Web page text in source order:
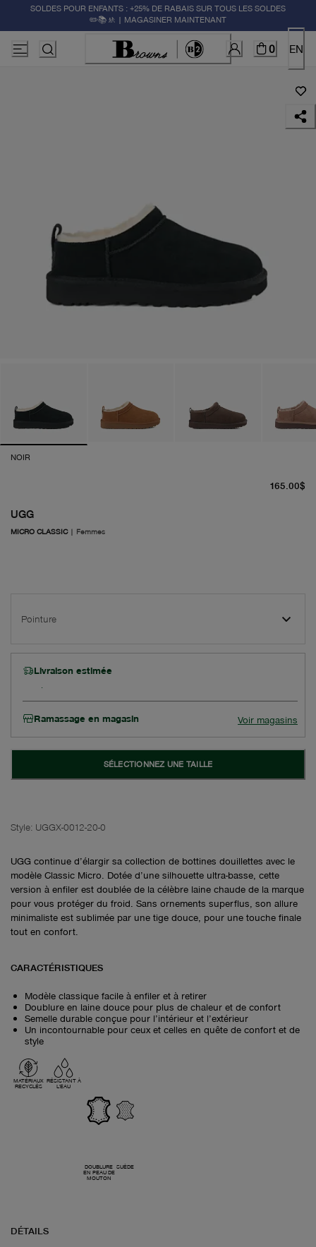
SOLDES POUR ENFANTS : +25% DE RABAIS SUR TOUS LES SOLDES
✏️📚🚸 | MAGASINER MAINTENANT
0 EN
NOIR
UGG
MICRO CLASSIC| Femmes
165.00$
Pointure
Livraison estimée
Ramassage en magasin Voir magasins
SÉLECTIONNEZ UNE TAILLE
Style: UGGX-0012-20-0
UGG continue d’élargir sa collection de bottines douillettes avec le
modèle Classic Micro. Dotée d’une silhouette ultra-basse, cette
version à enfiler est doublée de la célèbre laine chaude de la marque
pour vous protéger du froid. Sans ornements superflus, son allure
minimaliste est sublimée par une tige douce, pour une touche finale
tout en confort.
CARACTÉRISTIQUES
Modèle classique facile à enfiler et à retirer
Doublure en laine douce pour plus de chaleur et de confort
Semelle durable conçue pour l’intérieur et l’extérieur
Un incontournable pour ceux et celles en quête de confort et de
style
MATÉRIAUX
RECYCLÉS
RÉSISTANT À
L'EAU
DOUBLURE
EN PEAU DE
MOUTON
SUÈDE
DÉTAILS